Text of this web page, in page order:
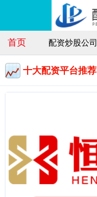
首页 配资炒股公司
十大配资平台推荐